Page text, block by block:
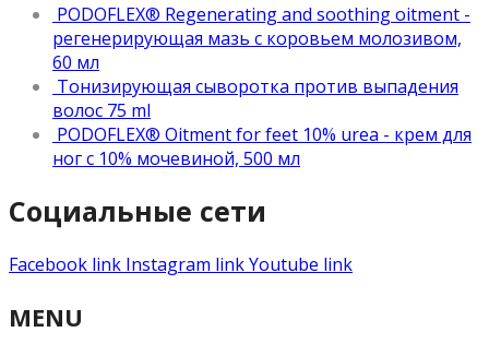
PODOFLEX® Regenerating and soothing oitment -
регенерирующая мазь с коровьем молозивом,
60 мл
Тонизирующая сыворотка против выпадения
волос 75 ml
PODOFLEX® Oitment for feet 10% urea - крем для
ног с 10% мочевиной, 500 мл
Социальные сети
Facebook link Instagram linkYoutube link
MENU